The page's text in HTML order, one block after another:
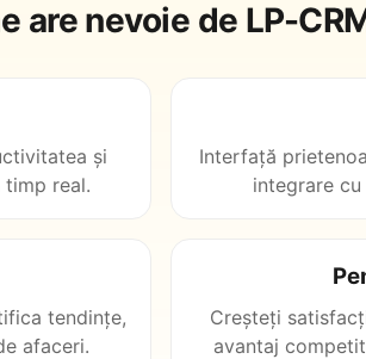
are nevoie de LP-
și
real.
Interfață
integrare
tendințe,
afaceri.
Creșteți
avantaj